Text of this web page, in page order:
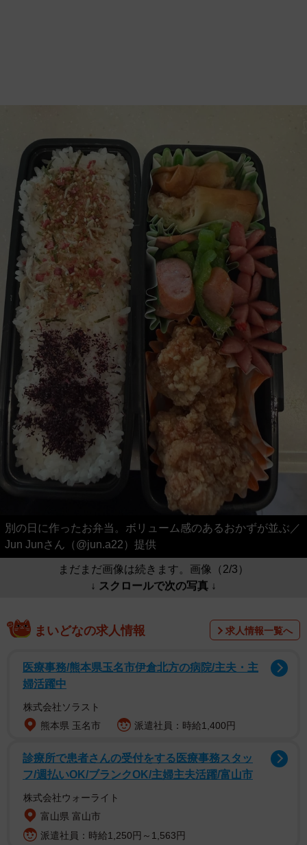
別の日に作ったお弁当。ボリューム感のあるおかずが並ぶ／
Jun Junさん（@jun.a22）提供
まだまだ画像は続きます。画像（2/3）
↓ スクロールで次の写真 ↓
まいどなの求人情報 求人情報一覧へ
医療事務/熊本県玉名市伊倉北方の病院/主夫・主
婦活躍中
株式会社ソラスト
熊本県 玉名市
派遣社員：時給1,400円
診療所で患者さんの受付をする医療事務スタッ
フ/週払いOK/ブランクOK/主婦主夫活躍/富山市
株式会社ウォーライト
富山県 富山市
派遣社員：時給1,250円～1,563円